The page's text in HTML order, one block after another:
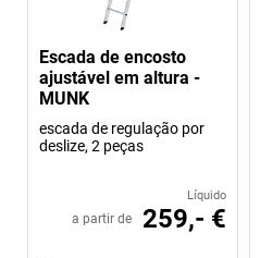
Escada de encosto
ajustável em altura -
MUNK
escada de regulação por
deslize, 2 peças
Líquido
a partir de 259,- €